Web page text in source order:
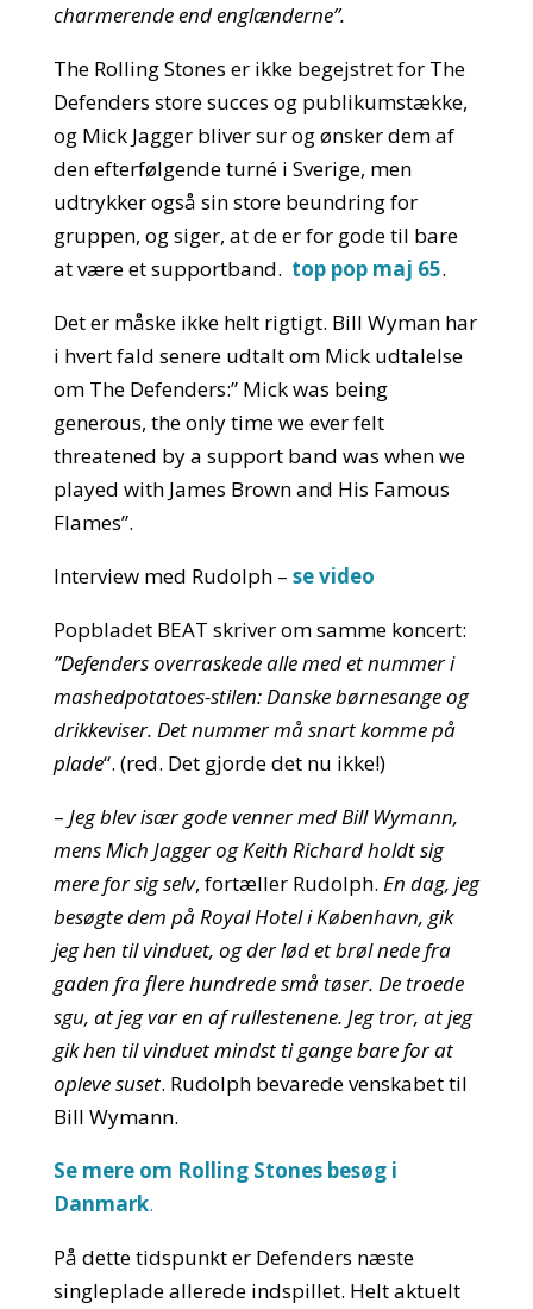
charmerende end englænderne”.
The Rolling Stones er ikke begejstret for The
Defenders store succes og publikumstække,
og Mick Jagger bliver sur og ønsker dem af
den efterfølgende turné i Sverige, men
udtrykker også sin store beundring for
gruppen, og siger, at de er for gode til bare
at være et supportband. top pop maj 65.
Det er måske ikke helt rigtigt. Bill Wyman har
i hvert fald senere udtalt om Mick udtalelse
om The Defenders:” Mick was being
generous, the only time we ever felt
threatened by a support band was when we
played with James Brown and His Famous
Flames”.
Interview med Rudolph – se video
Popbladet BEAT skriver om samme koncert:
”Defenders overraskede alle med et nummer i
mashedpotatoes-stilen: Danske børnesange og
drikkeviser. Det nummer må snart komme på
plade“. (red. Det gjorde det nu ikke!)
– Jeg blev især gode venner med Bill Wymann,
mens Mich Jagger og Keith Richard holdt sig
mere for sig selv, fortæller Rudolph. En dag, jeg
besøgte dem på Royal Hotel i København, gik
jeg hen til vinduet, og der lød et brøl nede fra
gaden fra flere hundrede små tøser. De troede
sgu, at jeg var en af rullestenene. Jeg tror, at jeg
gik hen til vinduet mindst ti gange bare for at
opleve suset. Rudolph bevarede venskabet til
Bill Wymann.
Se mere om Rolling Stones besøg i
Danmark.
På dette tidspunkt er Defenders næste
singleplade allerede indspillet. Helt aktuelt